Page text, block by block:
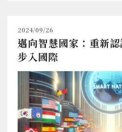
2024/09/26
邁向智慧國家：重新認
步入國際